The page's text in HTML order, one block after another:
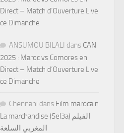
Direct – Match d’Ouverture Live
ce Dimanche
ANSUMOU BILALI dans CAN
2025 : Maroc vs Comores en
Direct – Match d’Ouverture Live
ce Dimanche
Chennani dans Film marocain
La marchandise (Sel3a) الفيلم
المغربي السلعة